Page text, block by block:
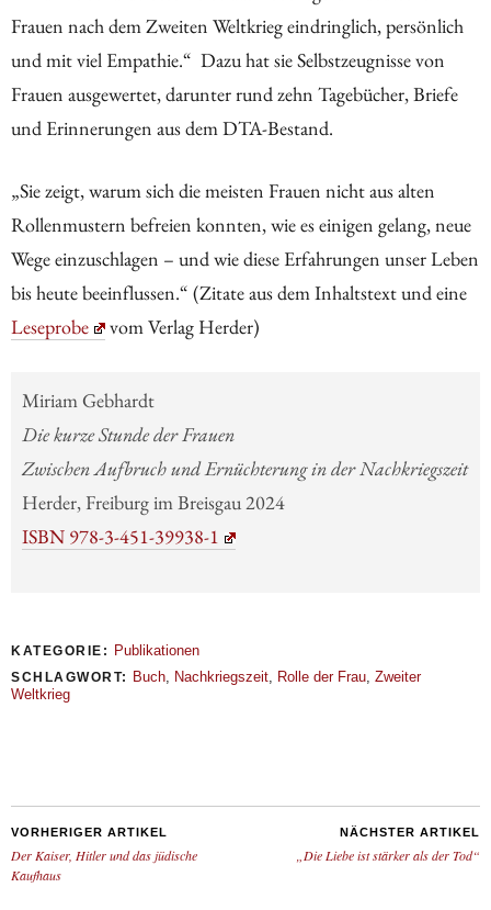
Frauen nach dem Zweiten Weltkrieg eindringlich, persönlich
und mit viel Empathie.“ Dazu hat sie Selbstzeugnisse von
Frauen ausgewertet, darunter rund zehn Tagebücher, Briefe
und Erinnerungen aus dem DTA-Bestand.
„Sie zeigt, warum sich die meisten Frauen nicht aus alten
Rollenmustern befreien konnten, wie es einigen gelang, neue
Wege einzuschlagen – und wie diese Erfahrungen unser Leben
bis heute beeinflussen.“ (Zitate aus dem Inhaltstext und eine
Leseprobe
vom Verlag Herder)
Miriam Gebhardt
Die kurze Stunde der Frauen
Zwischen Aufbruch und Ernüchterung in der Nachkriegszeit
Herder, Freiburg im Breisgau 2024
ISBN 978-3-451-39938-1
KATEGORIE: Publikationen
SCHLAGWORT: Buch, Nachkriegszeit, Rolle der Frau, Zweiter
Weltkrieg
VORHERIGER ARTIKEL
Der Kaiser, Hitler und das jüdische
Kaufhaus
NÄCHSTER ARTIKEL
„Die Liebe ist stärker als der Tod“